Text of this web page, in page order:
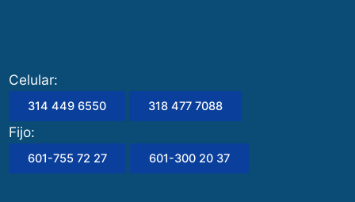
Celular:
314 449 6550 318 477 7088
Fijo:
601-755 72 27 601-300 20 37